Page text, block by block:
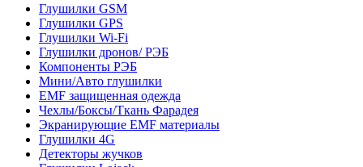
Глушилки GSM
Глушилки GPS
Глушилки Wi-Fi
Глушилки дронов/ РЭБ
Компоненты РЭБ
Мини/Авто глушилки
EMF защищенная одежда
Чехлы/Боксы/Ткань Фарадея
Экранирующие EMF материалы
Глушилки 4G
Детекторы жучков